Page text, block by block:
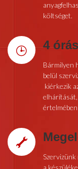
költséget.
4
Bármilyen
belül
kiérkezik
elhárítását,